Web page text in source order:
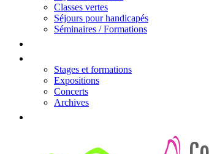
Classes vertes
Séjours pour handicapés
Séminaires / Formations
Stages et formations
Expositions
Concerts
Archives